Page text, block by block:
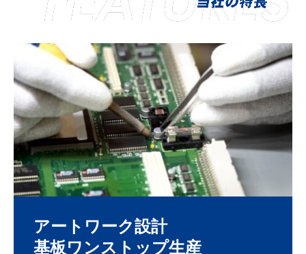
アートワーク設計
基板ワンストップ生産